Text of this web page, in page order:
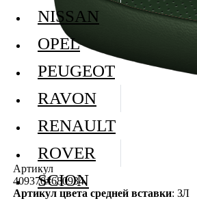
Артикул
409370#680934
Артикул цвета средней вставки: ЗЛ
NISSAN
OPEL
PEUGEOT
RAVON
RENAULT
ROVER
SCION